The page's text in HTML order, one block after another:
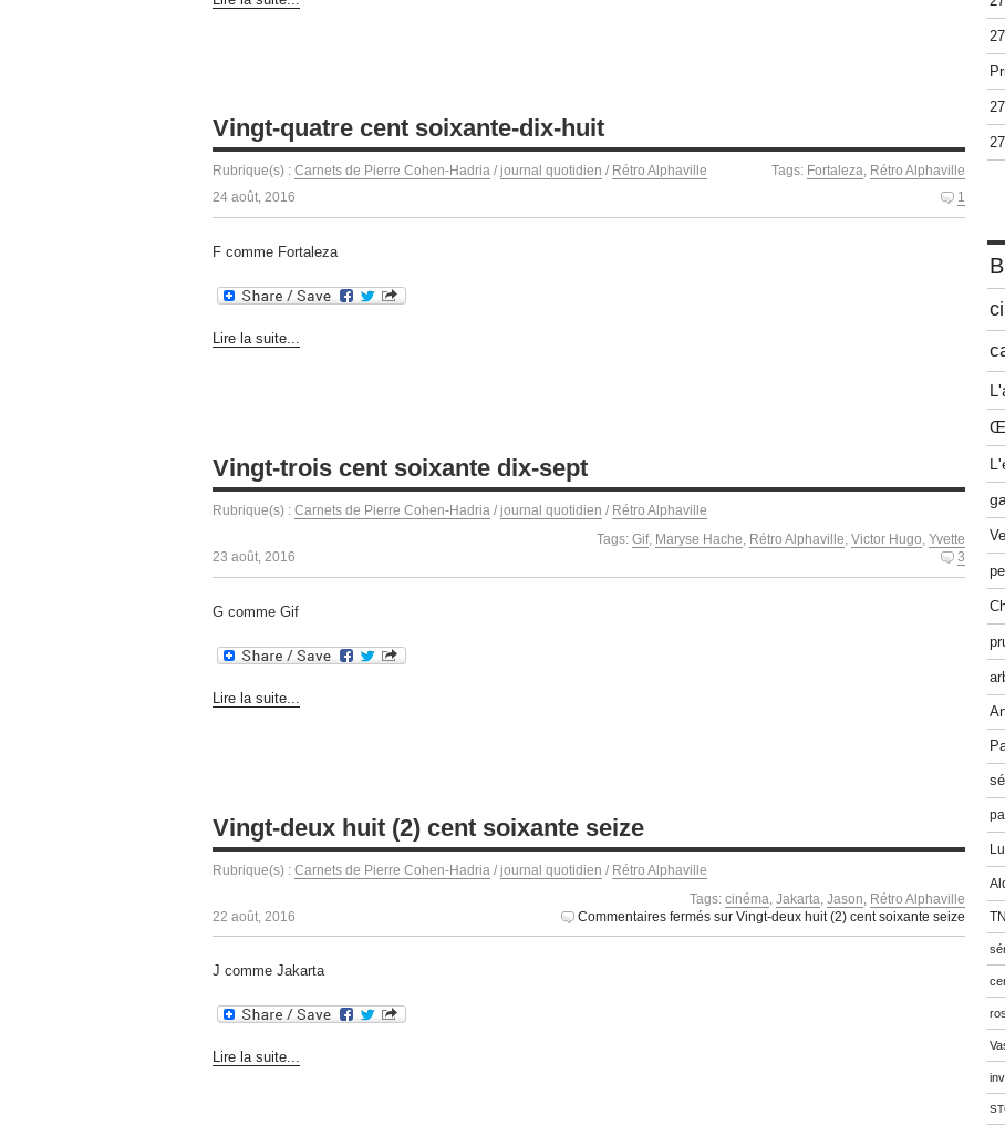
Vingt-quatre cent soixante-dix-huit
Rubrique(s) : Carnets de Pierre Cohen-Hadria / journal quotidien / Rétro Alphaville Tags: Fortaleza, Rétro Alphaville
24 août, 2016
1
F comme Fortaleza
Lire la suite...
Vingt-trois cent soixante dix-sept
Rubrique(s) : Carnets de Pierre Cohen-Hadria / journal quotidien / Rétro Alphaville
Tags: Gif, Maryse Hache Rétro Alphaville Victor Hugo Yvette
23 août, 2016
3
G comme Gif
Lire la suite...
Vingt-deux huit (2) cent soixante seize
Rubrique(s) : Carnets de Pierre Cohen-Hadria / journal quotidien / Rétro Alphaville
Tags: cinéma Jakarta Jason Rétro Alphaville
22 août, 2016
Commentaires fermés sur Vingt-deux huit (2) cent soixante seize
J comme Jakarta
Lire la suite...